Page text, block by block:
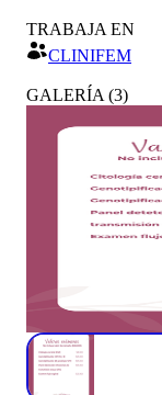
TRABAJA EN
CLINIFEM
GALERÍA (3)